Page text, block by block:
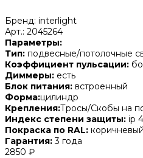
Бренд: interlight
Арт.: 2045264
Параметры:
Тип: подвесные/потолочные
Коэффициент пульсации:
Диммеры: есть
Блок питания: встроенный
Форма:цилиндр
Крепления:Тросы/Скобы на
Индекс степени защиты: ip
Покраска по RAL:
Гарантия:3 года
2850 ₽